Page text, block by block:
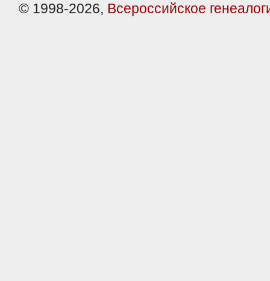
© 1998-2026, Всероссийское